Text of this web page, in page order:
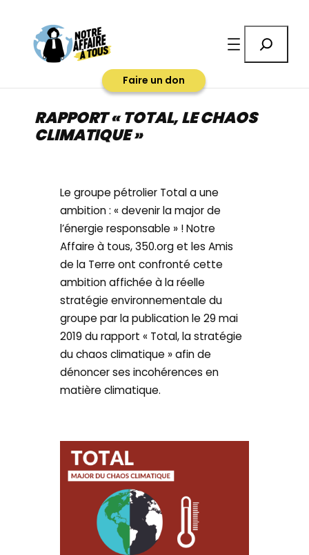
contenu
Faire un don
RAPPORT « TOTAL, LE CHAOS
CLIMATIQUE »
Le groupe pétrolier Total a une
ambition : « devenir la major de
l’énergie responsable » ! Notre
Affaire à tous, 350.org et les Amis
de la Terre ont confronté cette
ambition affichée à la réelle
stratégie environnementale du
groupe par la publication le 29 mai
2019 du rapport « Total, la stratégie
du chaos climatique » afin de
dénoncer ses incohérences en
matière climatique.